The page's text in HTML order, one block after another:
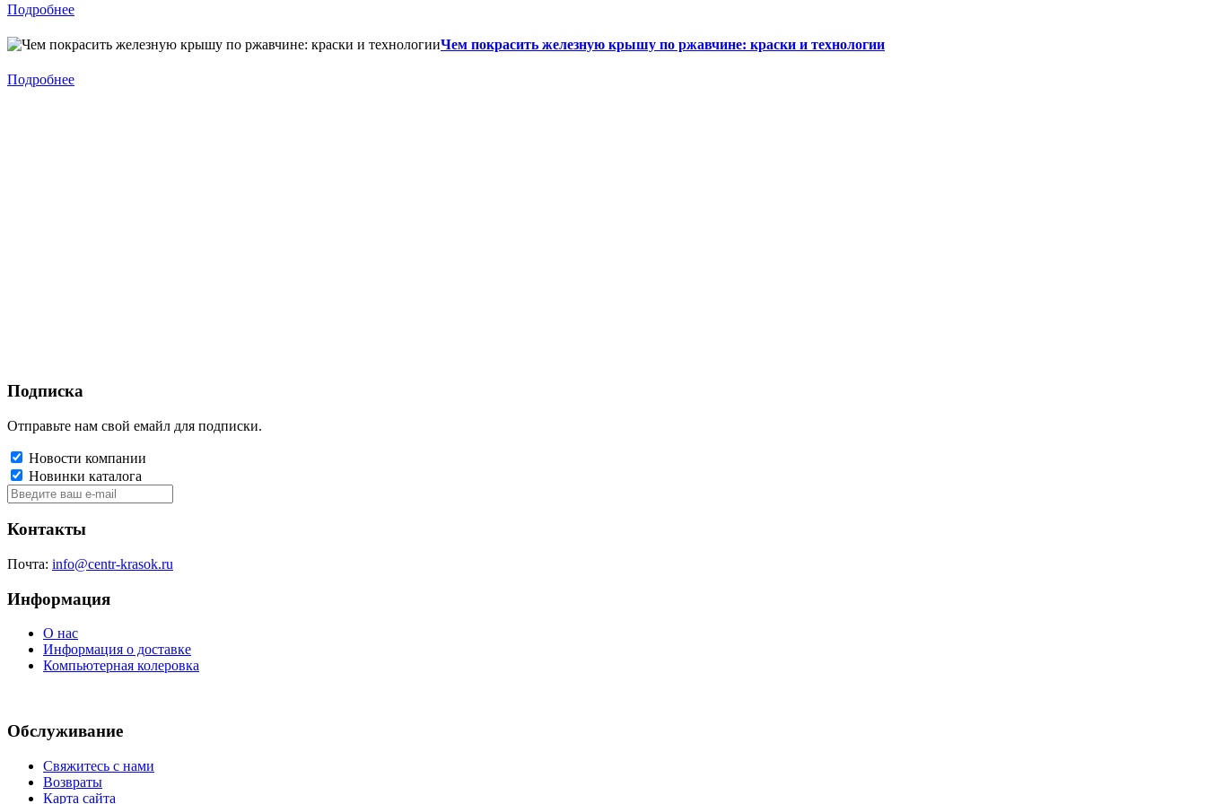
Подробнее
Чем покрасить железную крышу по ржавчине: краски и технологии
Подробнее
Подписка
Отправьте нам свой емайл для подписки.
Новости компании
Новинки каталога
Контакты
Почта: info@centr-krasok.ru
Информация
О нас
Информация о доставке
Компьютерная колеровка
Обслуживание
Свяжитесь с нами
Возвраты
Карта сайта